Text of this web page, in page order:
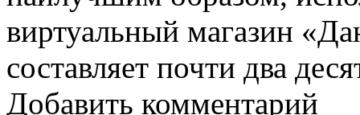
виртуальный магазин
составляет почти два
Добавить комментарий